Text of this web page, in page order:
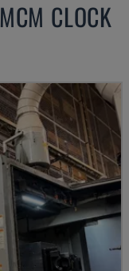
MCM CLOCK